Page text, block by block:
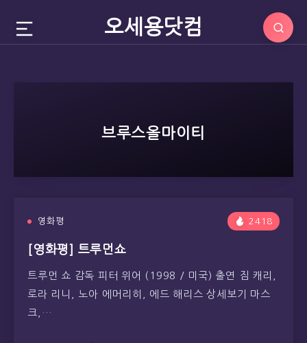
오세용닷컴
브루스올마이티
영화평 2418
[영화평] 트루먼쇼
트루먼 쇼 감독 피터 위어 (1998 / 미국) 출연 짐 캐리,
로라 리니, 노아 에머리히, 에드 해리스 상세보기 마스
크,…